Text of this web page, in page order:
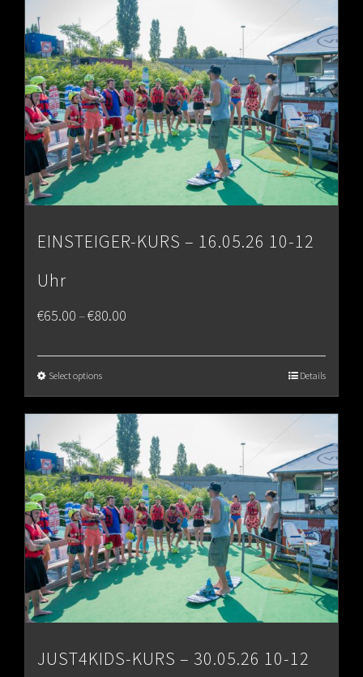
€80.00
EINSTEIGER-KURS – 16.05.26 10-12
Uhr
€65.00–€80.00
€80.00
Select options Details
JUST4KIDS-KURS – 30.05.26 10-12